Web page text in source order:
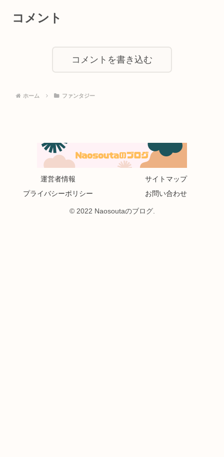
コメント
コメントを書き込む
ホーム ファンタジー
運営者情報
サイトマップ
プライバシーポリシー
お問い合わせ
© 2022 Naosoutaのブログ.